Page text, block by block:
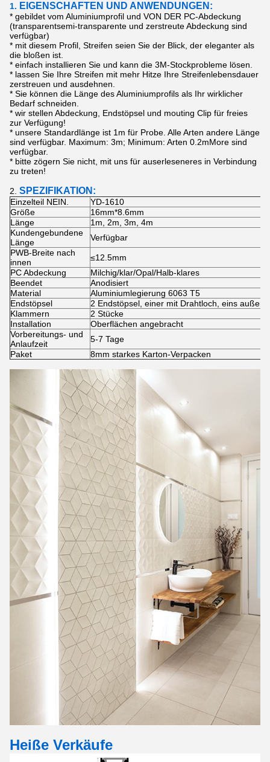
1. EIGENSCHAFTEN UND ANWENDUNGEN:
* gebildet vom Aluminiumprofil und VON DER PC-Abdeckung
(transparentsemi-transparente und zerstreute Abdeckung sind
verfügbar)
* mit diesem Profil, Streifen seien Sie der Blick, der eleganter als
die bloßen ist.
* einfach installieren Sie und kann die 3M-Stockprobleme lösen.
* lassen Sie Ihre Streifen mit mehr Hitze Ihre Streifenlebensdauer
zerstreuen und ausdehnen.
* Sie können die Länge des Aluminiumprofils als Ihr wirklicher
Bedarf schneiden.
* wir stellen Abdeckung, Endstöpsel und mouting Clip für freies
zur Verfügung!
* unsere Standardlänge ist 1m für Probe. Alle Arten andere Länge
sind verfügbar. Maximum: 3m; Minimum: Arten 0.2mMore sind
verfügbar.
* bitte zögern Sie nicht, mit uns für auserleseneres in Verbindung
zu treten!
2. SPEZIFIKATION:
Einzelteil NEIN.
YD-1610
Größe
16mm*8.6mm
Länge
1m, 2m, 3m, 4m
Kundengebundene
Länge
Verfügbar
PWB-Breite nach
innen
≤12.5mm
PC Abdeckung
Milchig/klar/Opal/Halb-klares
Beendet
Anodisiert
Material
Aluminiumlegierung 6063 T5
Endstöpsel
2 Endstöpsel, einer mit Drahtloch, eins außen
Klammern
2 Stücke
Installation
Oberflächen angebracht
Vorbereitungs- und
Anlaufzeit
5-7 Tage
Paket
8mm starkes Karton-Verpacken
Heiße Verkäufe